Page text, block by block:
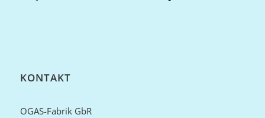
KONTAKT
OGAS-Fabrik GbR